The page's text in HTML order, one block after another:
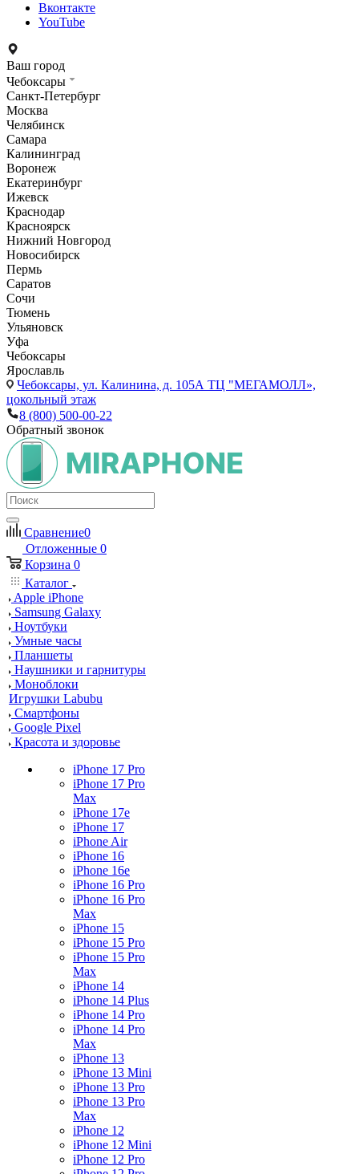
Вконтакте
YouTube
Ваш город
Чебоксары
Санкт-Петербург
Москва
Челябинск
Самара
Калининград
Воронеж
Екатеринбург
Ижевск
Краснодар
Красноярск
Нижний Новгород
Новосибирск
Пермь
Саратов
Сочи
Тюмень
Ульяновск
Уфа
Чебоксары
Ярославль
Чебоксары, ул. Калинина, д. 105А ТЦ "МЕГАМОЛЛ»,
цокольный этаж
8 (800) 500-00-22
Обратный звонок
Сравнение0
Отложенные 0
Корзина 0
Каталог
Apple iPhone
Samsung Galaxy
Ноутбуки
Умные часы
Планшеты
Наушники и гарнитуры
Моноблоки
Игрушки Labubu
Смартфоны
Google Pixel
Красота и здоровье
iPhone 17 Pro
iPhone 17 Pro
Max
iPhone 17e
iPhone 17
iPhone Air
iPhone 16
iPhone 16e
iPhone 16 Pro
iPhone 16 Pro
Max
iPhone 15
iPhone 15 Pro
iPhone 15 Pro
Max
iPhone 14
iPhone 14 Plus
iPhone 14 Pro
iPhone 14 Pro
Max
iPhone 13
iPhone 13 Mini
iPhone 13 Pro
iPhone 13 Pro
Max
iPhone 12
iPhone 12 Mini
iPhone 12 Pro